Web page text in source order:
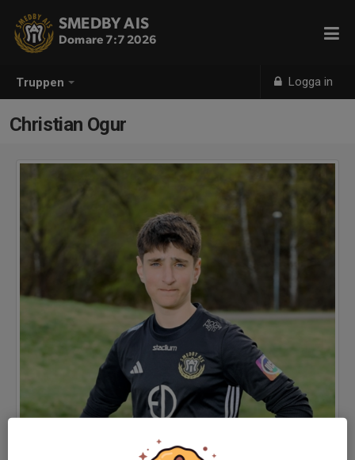
Truppen Logga in
SMEDBY AIS
Domare 7:7 2026
Christian Ogur